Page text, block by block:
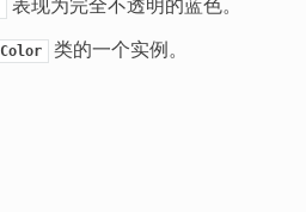
表现为完全不透明的蓝色。
Color 类的一个实例。